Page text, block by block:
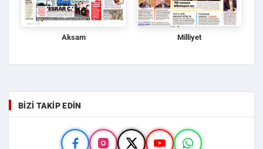
Aksam Milliyet
BIZI TAKIP EDIN